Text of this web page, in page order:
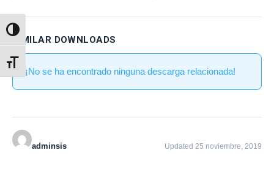
Alternar alto contraste
Alternar tamaño de letra
SIMILAR DOWNLOADS
¡No se ha encontrado ninguna descarga relacionada!
adminsis Updated 25 noviembre, 2019